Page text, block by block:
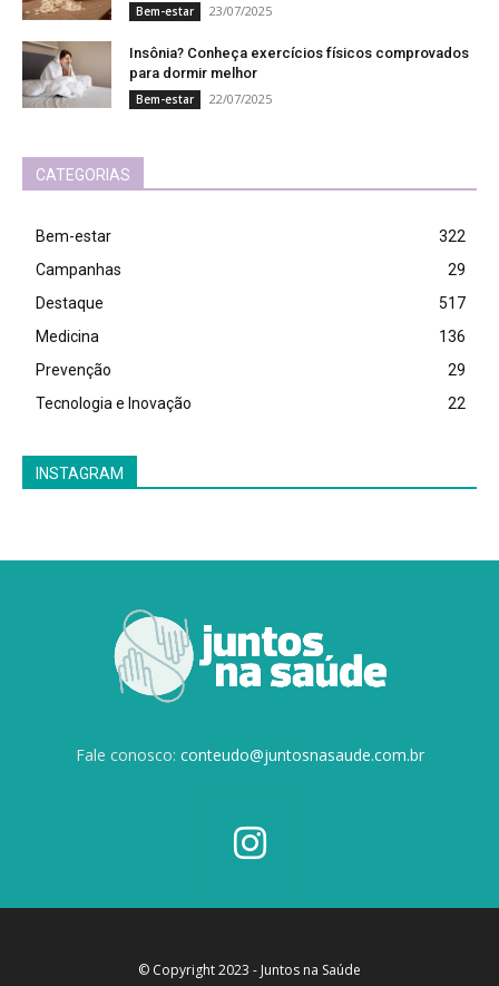
Bem-estar 23/07/2025
Insônia? Conheça exercícios físicos comprovados
para dormir melhor
Bem-estar 22/07/2025
CATEGORIAS
Bem-estar
322
Campanhas
29
Destaque
517
Medicina
136
Prevenção
29
Tecnologia e Inovação
22
INSTAGRAM
Fale conosco: conteudo@juntosnasaude.com.br
© Copyright 2023 - Juntos na Saúde